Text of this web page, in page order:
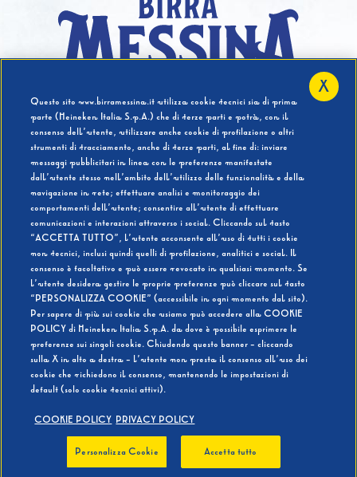
Hai compiuto 18 Anni?
SI NO
BEVI RESPONSABILMENTE
Questo sito www.birramessina.it utilizza cookie tecnici sia di prima
parte (Heineken Italia S.p.A.) che di terze parti e potrà, con il
consenso dell’utente, utilizzare anche cookie di profilazione o altri
strumenti di tracciamento, anche di terze parti, al fine di: inviare
messaggi pubblicitari in linea con le preferenze manifestate
dall’utente stesso nell’ambito dell’utilizzo delle funzionalità e della
navigazione in rete; effettuare analisi e monitoraggio dei
comportamenti dell’utente; consentire all’utente di effettuare
comunicazioni e interazioni attraverso i social. Cliccando sul tasto
“ACCETTA TUTTO”, l’utente acconsente all’uso di tutti i cookie
non tecnici, inclusi quindi quelli di profilazione, analitici e social. Il
consenso è facoltativo e può essere revocato in qualsiasi momento. Se
l’utente desidera gestire le proprie preferenze può cliccare sul tasto
“PERSONALIZZA COOKIE” (accessibile in ogni momento dal sito).
Per sapere di più sui cookie che usiamo può accedere alla COOKIE
POLICY di Heineken Italia S.p.A. da dove è possibile esprimere le
preferenze sui singoli cookie. Chiudendo questo banner - cliccando
sulla X in alto a destra - l’utente non presta il consenso all’uso dei
cookie che richiedono il consenso, mantenendo le impostazioni di
default (solo cookie tecnici attivi).
COOKIE POLICY PRIVACY POLICY
Personalizza Cookie Accetta tutto
X